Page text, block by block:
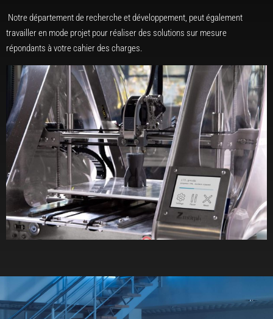
Notre département de recherche et développement, peut également
travailler en mode projet pour réaliser des solutions sur mesure
répondants à votre cahier des charges.